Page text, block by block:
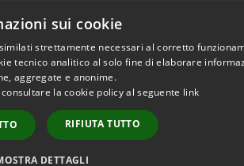
Copyright © 2026 • Comune
sui cookie
strettamente necessari al corretto
tecnico analitico al solo fine di elaborare
aggregate e anonime.
la cookie policy al seguente link
RIFIUTA TUTTO
DETTAGLI